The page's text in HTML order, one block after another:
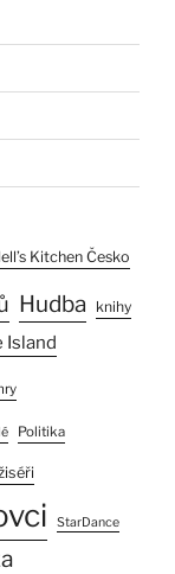
Kitchen Česko
Hudba knihy
Island
Politika
StarDance